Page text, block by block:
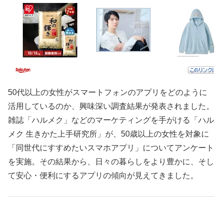
50代以上の女性がスマートフォンのアプリをどのように
活用しているのか、興味深い調査結果が発表されました。
雑誌「ハルメク」などのマーケティングを手がける「ハル
メク 生きかた上手研究所」が、50歳以上の女性を対象に
「同世代にすすめたいスマホアプリ」についてアンケート
を実施。その結果から、日々の暮らしをより豊かに、そし
て安心・便利にするアプリの傾向が見えてきました。